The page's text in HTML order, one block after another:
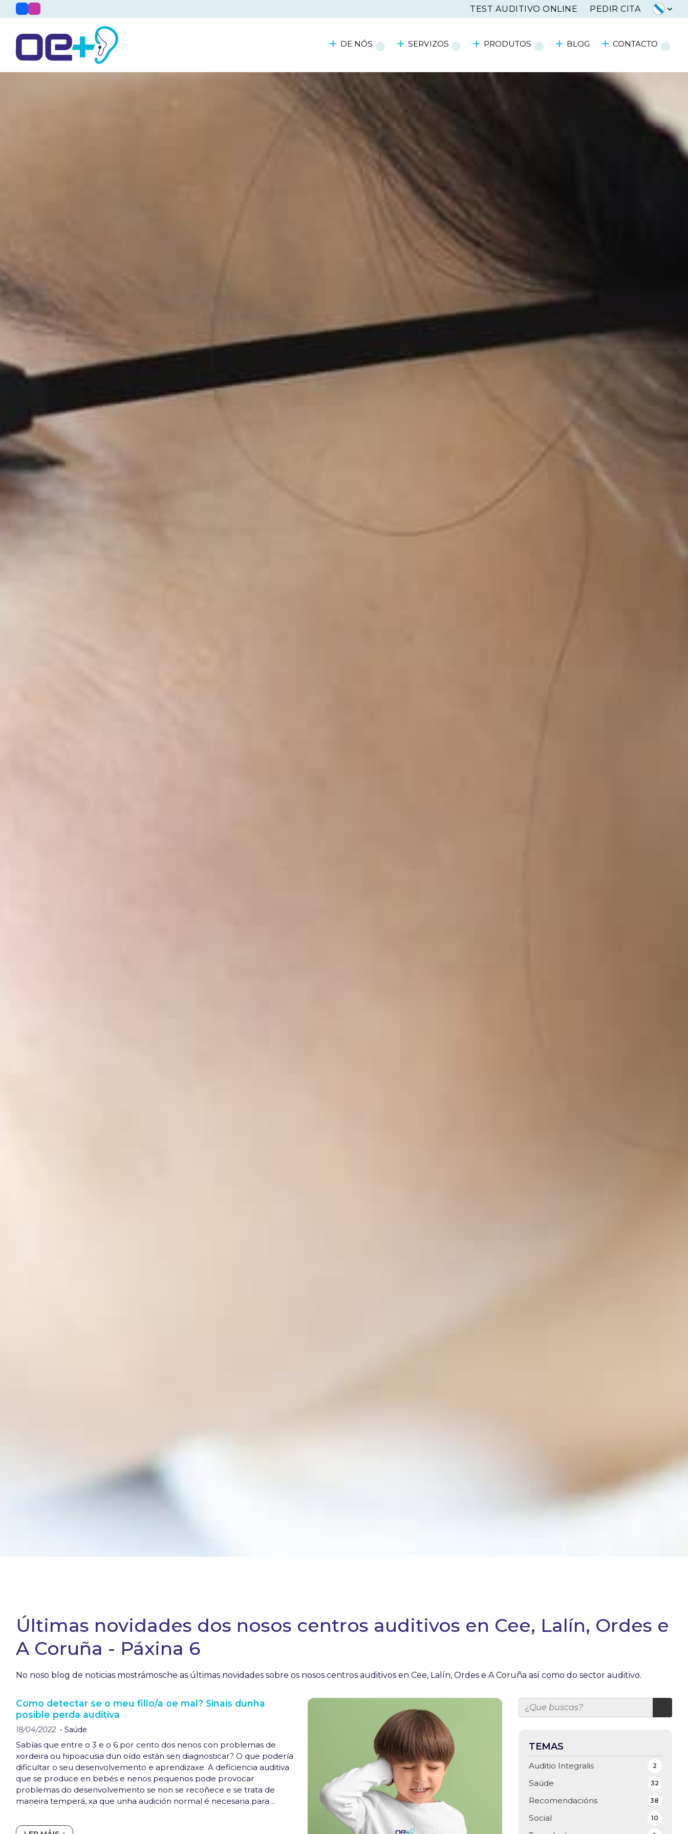
TEST AUDITIVO ONLINE PEDIR CITA
DE NÓS SERVIZOS PRODUTOS BLOG CONTACTO
Últimas novidades dos nosos centros auditivos en Cee, Lalín, Ordes e
A Coruña - Páxina 6
No noso blog de noticias mostrámosche as últimas novidades sobre os nosos centros auditivos en Cee, Lalín, Ordes e A Coruña así como do sector auditivo.
TEMAS
Auditio Integralis 2
Saúde 32
Recomendacións 38
Social 10
Como detectar se o meu fillo/a oe mal? Sinais dunha
posible perda auditiva
18/04/2022 Saúde
Sabías que entre o 3 e o 6 por cento dos nenos con problemas de
xordeira ou hipoacusia dun oído están sen diagnosticar? O que podería
dificultar o seu desenvolvemento e aprendizaxe. A deficiencia auditiva
que se produce en bebés e nenos pequenos pode provocar
problemas do desenvolvemento se non se recoñece e se trata de
maneira temperá, xa que unha audición normal é necesaria para
Mesmo os bebés que pasasen sen problemas a pro...